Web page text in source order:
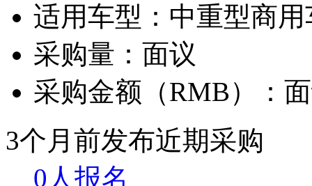
适用车型： 中重型商
采购量： 面议
采购金额（RMB）：
3个月前发布近期采购
0人报名